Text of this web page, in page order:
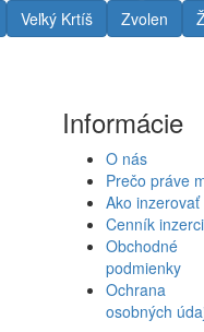
Veľký Krtíš Zvolen
Informácie
O nás
Prečo práve
Ako inzerovať
Cenník
Obchodné
podmienky
Ochrana
osobných